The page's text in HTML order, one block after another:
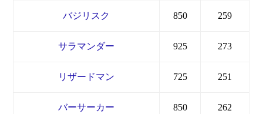
バジリスク 850 259
サラマンダー 925 273
リザードマン 725 251
バーサーカー 850 262